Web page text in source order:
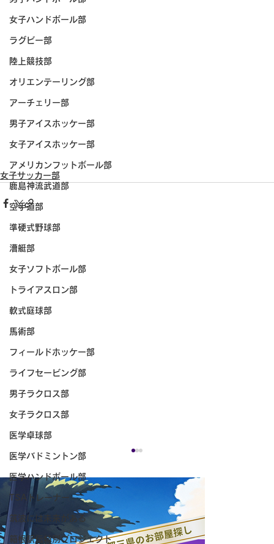
女子ハンドボール部
ラグビー部
陸上競技部
オリエンテーリング部
アーチェリー部
男子アイスホッケー部
女子アイスホッケー部
アメリカンフットボール部
鹿島神流武道部
空手道部
準硬式野球部
漕艇部
女子ソフトボール部
トライアスロン部
軟式庭球部
馬術部
フィールドホッケー部
ライフセービング部
男子ラクロス部
女子ラクロス部
医学卓球部
医学バドミントン部
医学ハンドボール部
TSAトレーナー
筑波には未来がある
箱根駅伝特別プロジェクト
女子サッカー部